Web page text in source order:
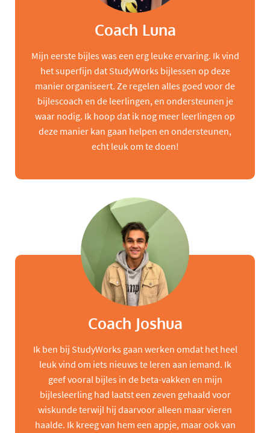
Coach Luna
Mijn eerste bijles was een erg leuke ervaring. Ik vind
het superfijn dat StudyWorks bijlessen op deze
manier organiseert. Ze regelen alles goed voor de
bijlescoach en de leerlingen, en ondersteunen je
waar nodig. Ik hoop dat ik nog meer leerlingen op
deze manier kan gaan helpen en ondersteunen,
echt leuk om te doen!
Coach Joshua
Ik ben bij StudyWorks gaan werken omdat het heel
leuk vind om iets nieuws te leren aan iemand. Ik
geef vooral bijles in de beta-vakken en mijn
bijlesleerling had laatst een zeven gehaald voor
wiskunde terwijl hij daarvoor alleen maar vieren
haalde. Ik kreeg van hem een appje, maar ook van